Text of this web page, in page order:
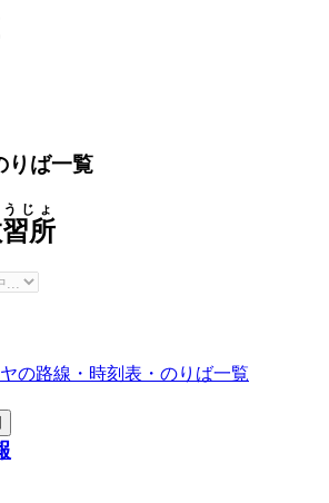
りば一覧
所
じょ
の路線・時刻表・のりば一覧